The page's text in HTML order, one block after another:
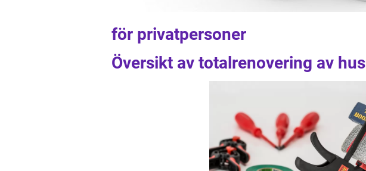
för privatpersoner
Översikt av totalrenovering av hus